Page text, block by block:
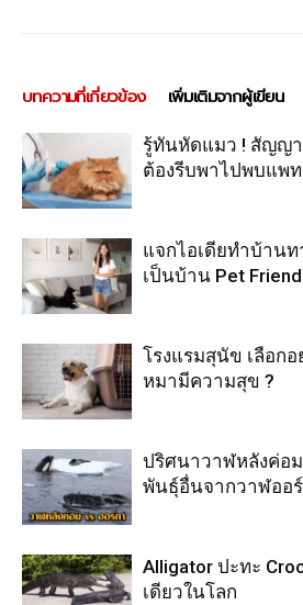
บทความที่เกี่ยวข้อง เพิ่มเติมจากผู้เขียน
รู้ทันหัดแมว ! สัญญ
ต้องรีบพาไปพบแพ
แจกไอเดียทำบ้าน
เป็นบ้าน Pet
โรงแรมสุนัข เลือก
หมามีความสุข ?
ปริศนาวาฬหลังค่อ
พันธุ์อื่นจากวาฬออ
Alligator ปะทะ
เดียวในโลก